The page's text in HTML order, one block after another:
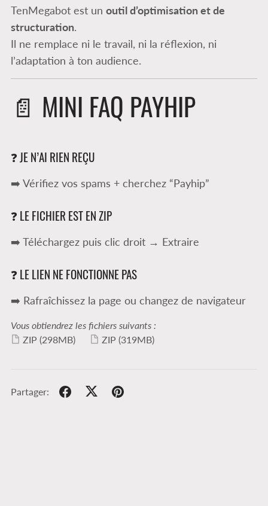
TenMegabot est un outil d’optimisation et de
structuration.
Il ne remplace ni le travail, ni la réflexion, ni
l’adaptation à ton audience.
📄 MINI FAQ PAYHIP
❓ JE N’AI RIEN REÇU
➡️ Vérifiez vos spams + cherchez “Payhip”
❓ LE FICHIER EST EN ZIP
➡️ Téléchargez puis clic droit → Extraire
❓ LE LIEN NE FONCTIONNE PAS
➡️ Rafraîchissez la page ou changez de navigateur
Vous obtiendrez les fichiers suivants :
ZIP (298MB) ZIP (319MB)
Partager: